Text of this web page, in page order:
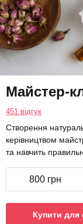
Майстер-
451 відгук
Створення
керівництвом
та навчить
800 грн
Купити для